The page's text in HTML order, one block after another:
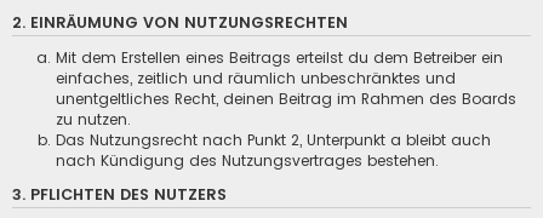
2. EINRÄUMUNG VON NUTZUNGSRECHTEN
Mit dem Erstellen eines Beitrags erteilst du dem Betreiber ein
einfaches, zeitlich und räumlich unbeschränktes und
unentgeltliches Recht, deinen Beitrag im Rahmen des Boards
zu nutzen.
Das Nutzungsrecht nach Punkt 2, Unterpunkt a bleibt auch
nach Kündigung des Nutzungsvertrages bestehen.
3. PFLICHTEN DES NUTZERS